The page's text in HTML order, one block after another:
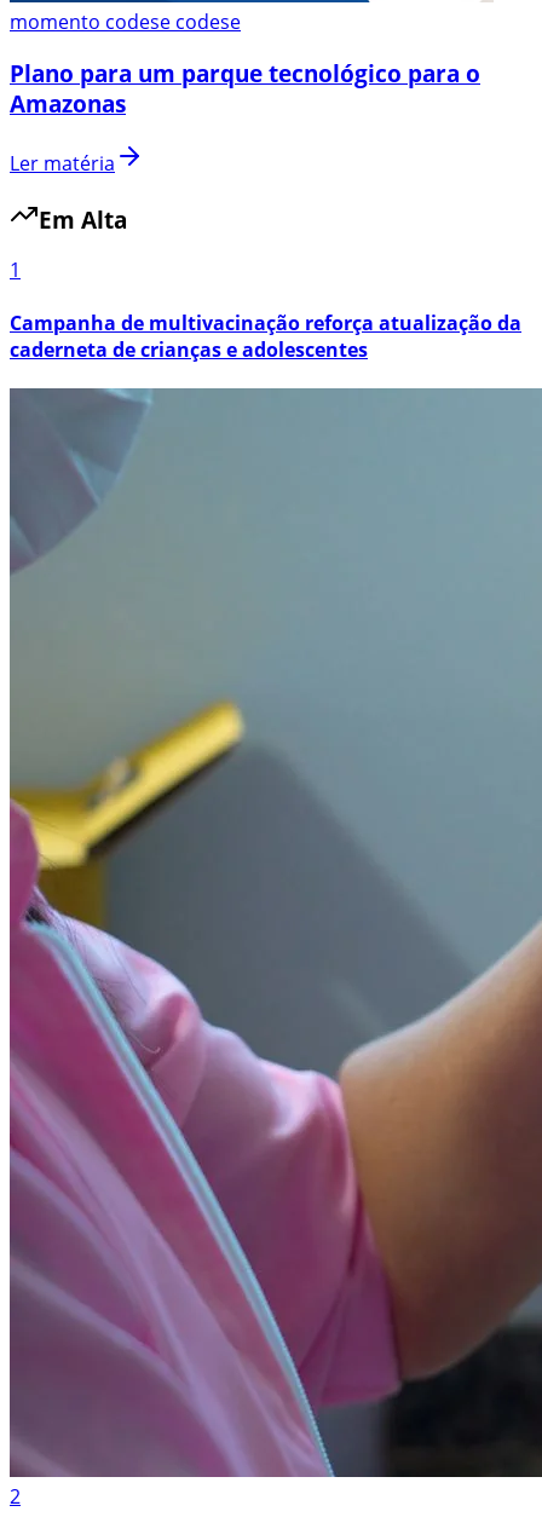
momento codese codese
Plano para um parque tecnológico para o
Amazonas
Ler matéria
Em Alta
1
Campanha de multivacinação reforça atualização da
caderneta de crianças e adolescentes
2